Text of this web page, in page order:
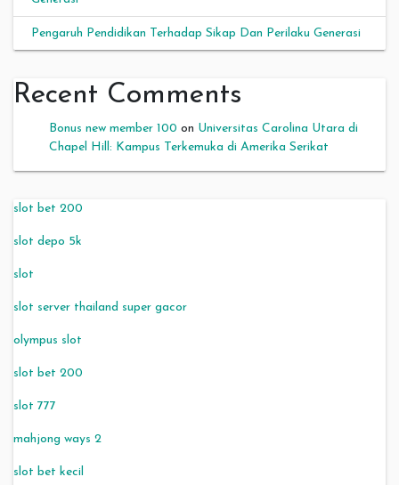
Pengaruh Pendidikan Terhadap Sikap Dan Perilaku Generasi
Recent Comments
Bonus new member 100 on Universitas Carolina Utara di
Chapel Hill: Kampus Terkemuka di Amerika Serikat
slot bet 200
slot depo 5k
slot
slot server thailand super gacor
olympus slot
slot bet 200
slot 777
mahjong ways 2
slot bet kecil